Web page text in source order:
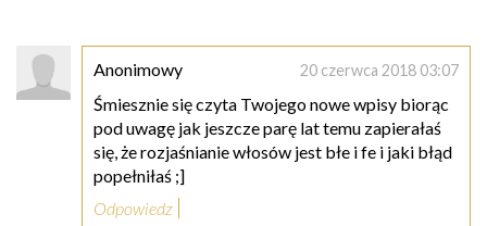
Anonimowy 20 czerwca 2018 03:07
Śmiesznie się czyta Twojego nowe wpisy biorąc
pod uwagę jak jeszcze parę lat temu zapierałaś
się, że rozjaśnianie włosów jest błe i fe i jaki błąd
popełniłaś ;]
Odpowiedz